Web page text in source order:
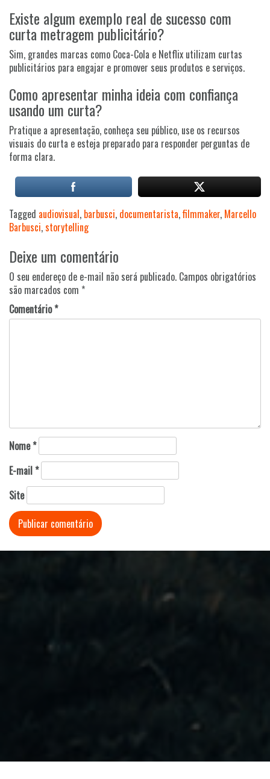
Existe algum exemplo real de sucesso com
curta metragem publicitário?
Sim, grandes marcas como Coca-Cola e Netflix utilizam curtas
publicitários para engajar e promover seus produtos e serviços.
Como apresentar minha ideia com confiança
usando um curta?
Pratique a apresentação, conheça seu público, use os recursos
visuais do curta e esteja preparado para responder perguntas de
forma clara.
Tagged audiovisual, barbusci, documentarista,filmmaker, Marcello
Barbusci,storytelling
de
Post
Deixe um comentário
O seu endereço de e-mail não será publicado. Campos obrigatórios
são marcados com *
Comentário*
Nome*
E-mail*
Site